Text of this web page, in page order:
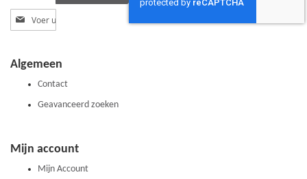
Abonneer
u
nieuwsbrief
Algemeen
Contact
Geavanceerd zoeken
Mijn account
Mijn Account